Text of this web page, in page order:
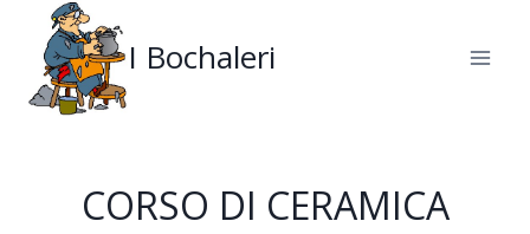
contenuto
I Bochaleri
CORSO DI CERAMICA